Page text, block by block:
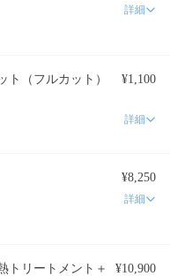
詳細
（フルカット）
¥1,100
詳細
¥8,250
詳細
トリートメント＋
¥10,900